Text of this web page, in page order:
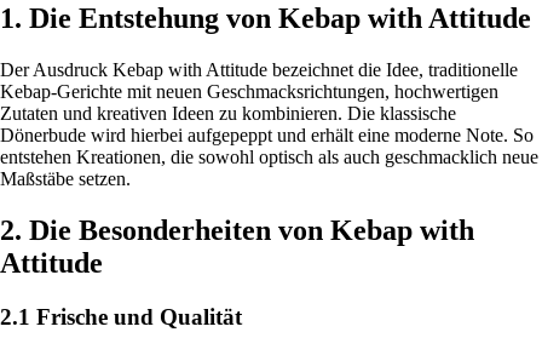
1. Die Entstehung von Kebap with Attitude
Der Ausdruck Kebap with Attitude bezeichnet die Idee, traditionelle
Kebap-Gerichte mit neuen Geschmacksrichtungen, hochwertigen
Zutaten und kreativen Ideen zu kombinieren. Die klassische
Dönerbude wird hierbei aufgepeppt und erhält eine moderne Note. So
entstehen Kreationen, die sowohl optisch als auch geschmacklich neue
Maßstäbe setzen.
2. Die Besonderheiten von Kebap with
Attitude
2.1 Frische und Qualität